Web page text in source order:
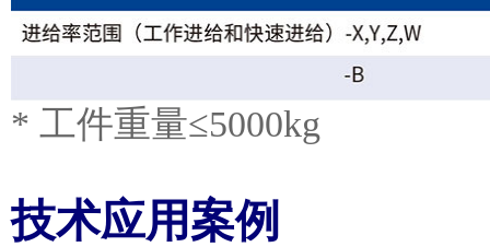
* 工件重量≤5000kg
技术应用案例